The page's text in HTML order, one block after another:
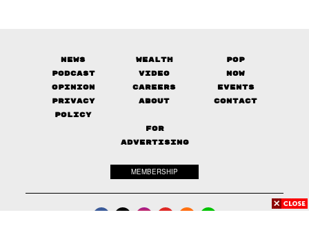
News Wealth
Pop
Podcast
Video
Now
Opinion
Careers
Events
Privacy
Policy
About Contact
FOR
ADVERTISING
MEMBERSHIP